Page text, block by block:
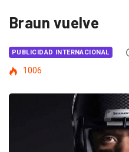
Braun vuelve
PUBLICIDAD INTERNACIONAL
1006